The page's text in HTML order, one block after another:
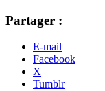
Partager :
E-mail
Facebook
X
Tumblr